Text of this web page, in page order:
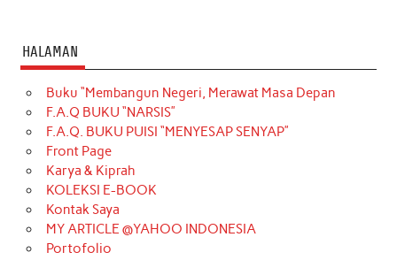
HALAMAN
Buku “Membangun Negeri, Merawat Masa Depan
F.A.Q BUKU “NARSIS”
F.A.Q. BUKU PUISI “MENYESAP SENYAP”
Front Page
Karya & Kiprah
KOLEKSI E-BOOK
Kontak Saya
MY ARTICLE @YAHOO INDONESIA
Portofolio